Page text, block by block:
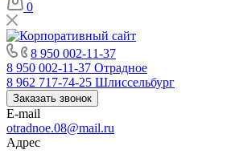
0
8 950 002-11-37
8 950 002-11-37 Отрадное
8 962 717-74-25 Шлиссельбург
Заказать звонок
E-mail
otradnoe.08@mail.ru
Адрес